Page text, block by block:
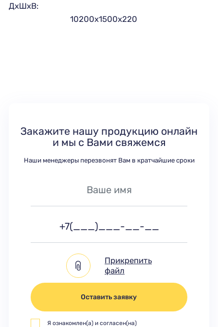
ДхШхВ:
10200х1500х220
Закажите нашу продукцию онлайн
и мы с Вами свяжемся
Наши менеджеры перезвонят Вам в кратчайшие сроки
Прикрепить
файл
Оставить заявку
Я ознакомлен(а) и согласен(на)